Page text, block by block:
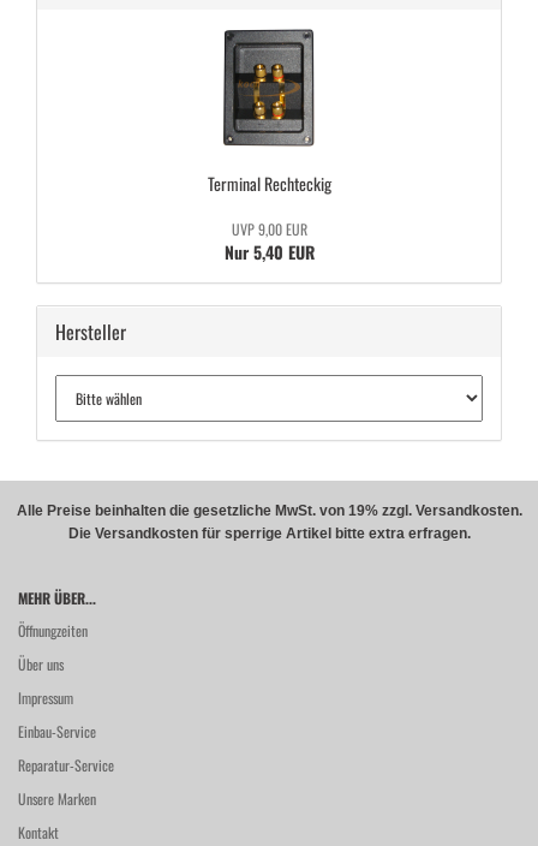
Ter­mi­nal Recht­eckig
UVP 9,00 EUR
Nur 5,40 EUR
Hersteller
Alle Preise beinhalten die gesetzliche MwSt. von 19% zzgl. Versandkosten.
Die Versandkosten für sperrige Artikel bitte extra erfragen.
MEHR ÜBER...
Öffnungzeiten
Über uns
Impressum
Einbau-Service
Reparatur-Service
Unsere Marken
Kontakt